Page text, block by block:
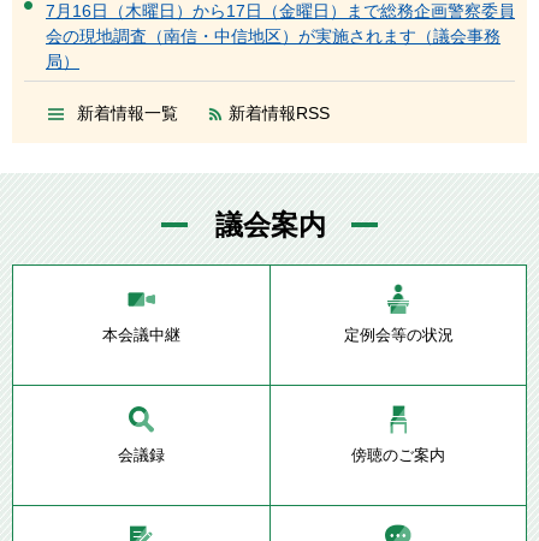
7月16日（木曜日）から17日（金曜日）まで総務企画警察委員
会の現地調査（南信・中信地区）が実施されます（議会事務
局）
新着情報一覧 新着情報RSS
議会案内
本会議中継 定例会等の状況
会議録 傍聴のご案内